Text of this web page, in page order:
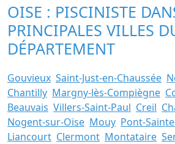
OISE : PISCINISTE
PRINCIPALES VILLES
DÉPARTEMENT
Gouvieux Saint-Just-en-Chaussée
Chantilly Margny-lès-Compiègne
Beauvais Villers-Saint-Paul Creil
Nogent-sur-Oise Mouy Pont-
Liancourt Clermont Montataire